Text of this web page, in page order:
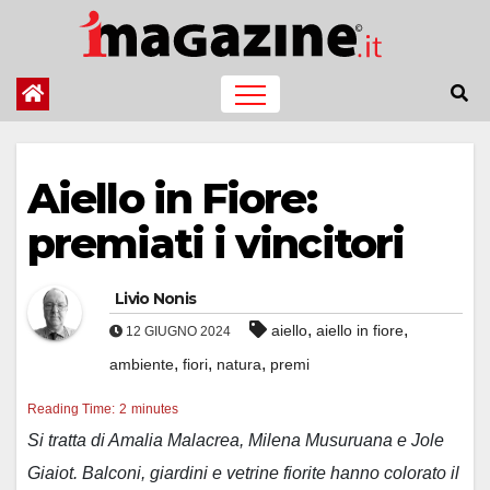
contenuto
Aiello in Fiore:
premiati i vincitori
Livio Nonis
12 GIUGNO 2024 aiello, aiello in fiore,
ambiente, fiori, natura, premi
Reading Time: 2 minutes
Si tratta di Amalia Malacrea, Milena Musuruana e Jole
Giaiot. Balconi, giardini e vetrine fiorite hanno colorato il